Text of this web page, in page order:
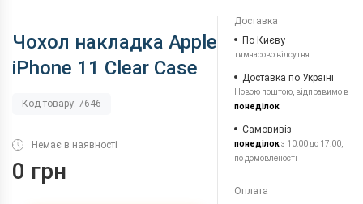
Чохол накладка Apple
iPhone 11 Clear Case
Код товару: 7646
Немає в наявності
0 грн
Доставка
По Києву
тимчасово відсутня
Доставка по Україні
Новою поштою, відправимо в
понеділок
Самовивіз
понеділокз 10:00 до 17:00,
по домовленості
Оплата